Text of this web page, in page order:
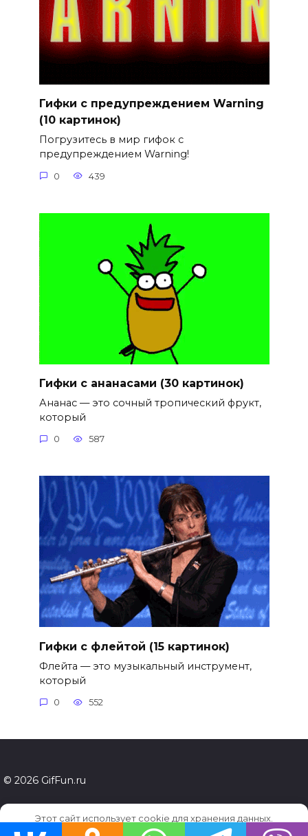
Гифки с предупреждением Warning
(10 картинок)
Погрузитесь в мир гифок с
предупреждением Warning!
0 439
Гифки с ананасами (30 картинок)
Ананас — это сочный тропический фрукт,
который
0 587
Гифки с флейтой (15 картинок)
Флейта — это музыкальный инструмент,
который
0 552
© 2026 GifFun.ru
Этот сайт использует cookie для хранения данных.
Продолжая использовать сайт, Вы даете свое согласие на